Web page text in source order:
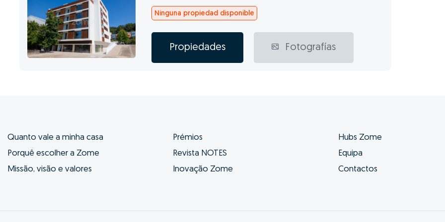
Ninguna propiedad disponible
Propiedades Fotografías
Quanto vale a minha casa
Porquê escolher a Zome
Missão, visão e valores
Prémios
Revista NOTES
Inovação Zome
Hubs Zome
Equipa
Contactos